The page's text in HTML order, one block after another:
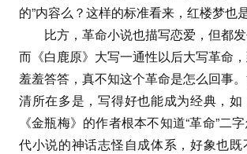
的”内容么？这样的标准看来，红楼梦也
比方，革命小说也描写恋爱，但都发
而《白鹿原》大写一通性以后大写革命
羞羞答答，真不知这个革命是怎么回事
清所在多是，写得好也能成为经典，如
《金瓶梅》的作者根本不知道“革命”二
代小说的神话志怪自成体系，好象也